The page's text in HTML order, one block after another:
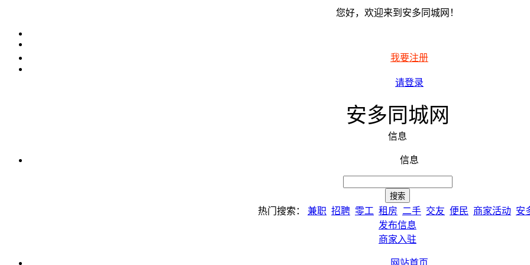
您好，欢迎来到安多同城网！
我要注册
请登录
安多同城网
信息
信息
热门搜索： 兼职 招聘 零工 租房 二手 交友 便民 商家活动 安
发布信息
商家入驻
网站首页